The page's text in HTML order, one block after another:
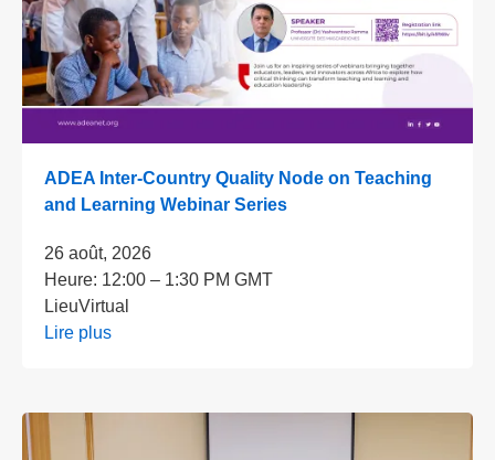
ADEA Inter-Country Quality Node on Teaching
and Learning Webinar Series
26 août, 2026
Heure: 12:00 – 1:30 PM GMT
LieuVirtual
Lire plus